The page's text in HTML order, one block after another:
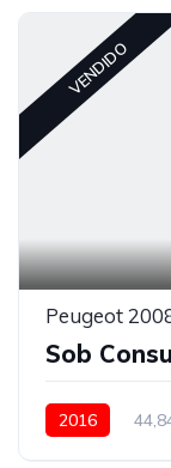
VENDIDO
Peugeot
Sob
2016